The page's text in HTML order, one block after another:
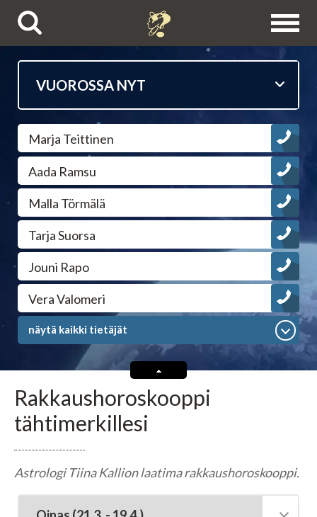
Puhelinpalvelut
Tietäjien esittelyt
Astrologit
Ennustajat
Selvänäkijät
Tarot-tulkitsijat tulkitsevat tarotkortteja
Enkelikorttitulkitsijat
Unien tulkitsijat tulkitsevat unet
Meediot ja shamaanit
Kaukoparantajat
Marja Teittinen
Aada Ramsu
Malla Törmälä
Tarja Suorsa
Jouni Rapo
Vera Valomeri
näytä kaikki tietäjät
Rakkaushoroskooppi
tähtimerkillesi
Astrologi Tiina Kallion laatima rakkaushoroskooppi.